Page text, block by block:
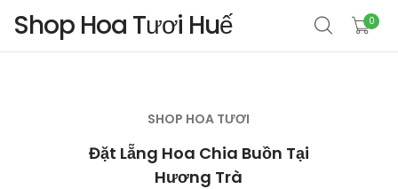
Shop Hoa Tươi Huế 0
SHOP HOA TƯƠI
Đặt Lẵng Hoa Chia Buồn Tại
Hương Trà